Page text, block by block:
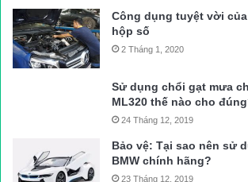
Công dụng tuyệt vời
hộp số
2 Tháng 1, 2020
Sử dụng chổi gạt mưa
ML320 thế nào cho
24 Tháng 12, 2019
Bảo vệ: Tại sao nên sử
BMW chính hãng?
23 Tháng 12, 2019